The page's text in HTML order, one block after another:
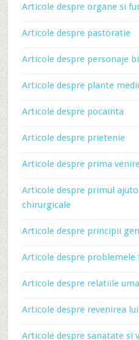
Articole despre organe si
Articole despre pastoratie
Articole despre personaje
Articole despre plante
Articole despre pocainta
Articole despre prietenie
Articole despre prima
Articole despre primul
chirurgicale
Articole despre principii
Articole despre
Articole despre relatiile
Articole despre revenirea
Articole despre sanatate si